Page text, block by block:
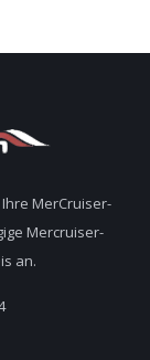
MerCruiser-
Mercruiser-
an.